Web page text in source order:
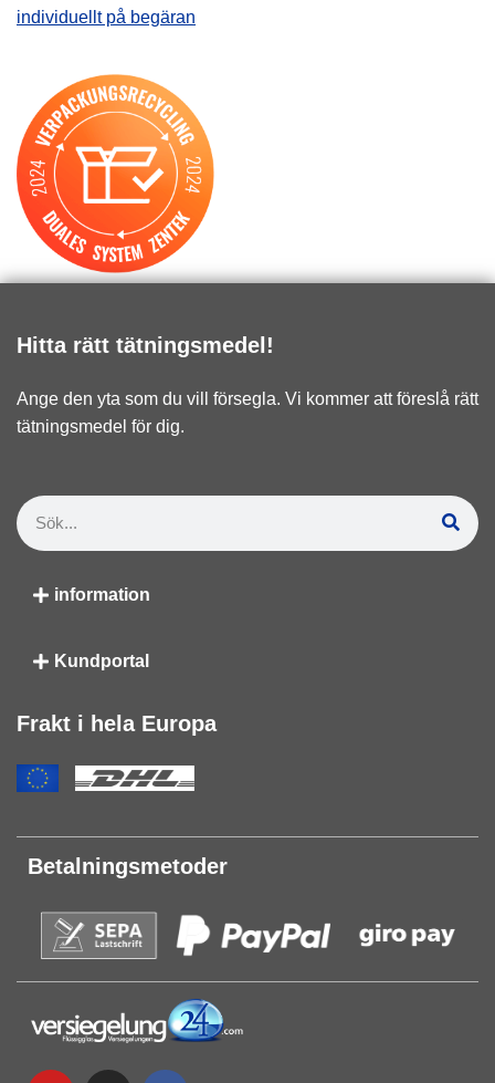
individuellt på begäran
Hitta rätt tätningsmedel!
Ange den yta som du vill försegla. Vi kommer att föreslå rätt
tätningsmedel för dig.
information
Kundportal
Frakt i hela Europa
Betalningsmetoder